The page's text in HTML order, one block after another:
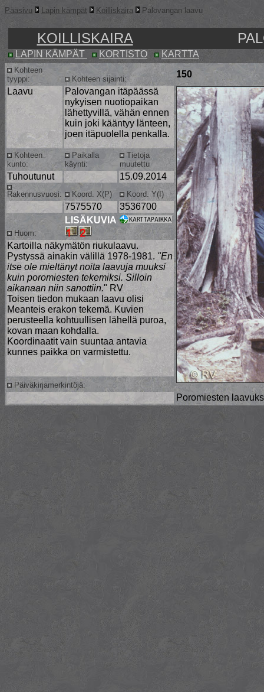
Pääsivu Lapin kämpät Koilliskaira Palovangan laavu
KOILLISKAIRA
LAPIN KÄMPÄT KORTISTO KARTTA
Kohteen
tyyppi:
Kohteen sijainti:
150
Laavu
Palovangan itäpäässä
nykyisen nuotiopaikan
lähettyvillä, vähän ennen
kuin joki kääntyy länteen,
joen itäpuolella penkalla.
Poromiesten
Kohteen
kunto:
Paikalla
käynti:
Tietoja
muutettu
Tuhoutunut 15.09.2014
Rakennusvuosi: Koord. X(P) Koord. Y(I)
7575570 3536700
Huom:
LISÄKUVIA
Kartoilla näkymätön riukulaavu.
Pystyssä ainakin välillä 1978-1981. "En
itse ole mieltänyt noita laavuja muuksi
kuin poromiesten tekemiksi. Silloin
aikanaan niin sanottiin." RV
Toisen tiedon mukaan laavu olisi
Meanteis erakon tekemä. Kuvien
perusteella kohtuullisen lähellä puroa,
kovan maan kohdalla.
Koordinaatit vain suuntaa antavia
kunnes paikka on varmistettu.
Päiväkirjamerkintöjä: